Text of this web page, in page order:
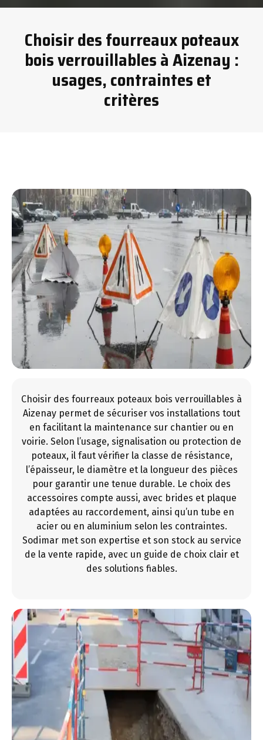
Choisir des fourreaux poteaux
bois verrouillables à Aizenay :
usages, contraintes et
critères
Choisir des fourreaux poteaux bois verrouillables à
Aizenay permet de sécuriser vos installations tout
en facilitant la maintenance sur chantier ou en
voirie. Selon l’usage, signalisation ou protection de
poteaux, il faut vérifier la classe de résistance,
l’épaisseur, le diamètre et la longueur des pièces
pour garantir une tenue durable. Le choix des
accessoires compte aussi, avec brides et plaque
adaptées au raccordement, ainsi qu’un tube en
acier ou en aluminium selon les contraintes.
Sodimar met son expertise et son stock au service
de la vente rapide, avec un guide de choix clair et
des solutions fiables.